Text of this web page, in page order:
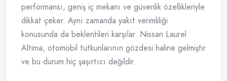
performansı, geniş iç mekanı ve güvenlik özellikleriyle
dikkat çeker. Aynı zamanda yakıt verimliliği
konusunda da beklentileri karşılar. Nissan Laurel
Altima, otomobil tutkunlarının gözdesi haline gelmiştir
ve bu durum hiç şaşırtıcı değildir.